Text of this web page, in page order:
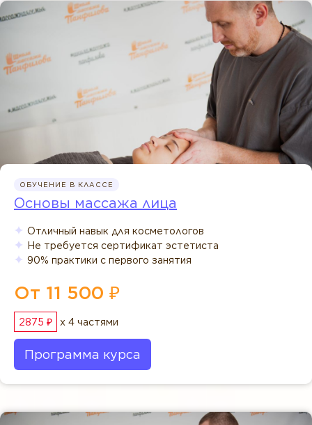
ОБУЧЕНИЕ В КЛАССЕ
Основы массажа лица
Отличный навык для косметологов
Не требуется сертификат эстетиста
90% практики с первого занятия
От 11 500 ₽
2875 ₽ x 4 частями
Программа курса